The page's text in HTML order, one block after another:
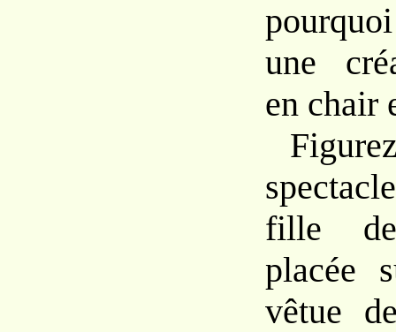
une
en chair
fille
placée
vêtue